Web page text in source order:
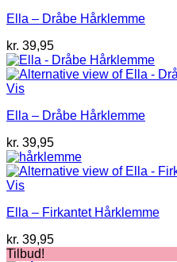
Ella – Dråbe Hårklemme
kr. 39,95
Vis
Ella – Dråbe Hårklemme
kr. 39,95
Vis
Ella – Firkantet Hårklemme
kr. 39,95
Tilbud!